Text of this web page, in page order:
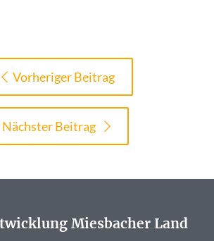
Vorheriger Beitrag
Nächster Beitrag
Miesbacher Land